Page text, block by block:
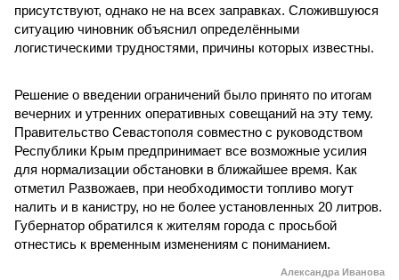
присутствуют, однако не на всех заправках. Сложившуюся
ситуацию чиновник объяснил определёнными
логистическими трудностями, причины которых известны.
Решение о введении ограничений было принято по итогам
вечерних и утренних оперативных совещаний на эту тему.
Правительство Севастополя совместно с руководством
Республики Крым предпринимает все возможные усилия
для нормализации обстановки в ближайшее время. Как
отметил Развожаев, при необходимости топливо могут
налить и в канистру, но не более установленных 20 литров.
Губернатор обратился к жителям города с просьбой
отнестись к временным изменениям с пониманием.
Александра Иванова